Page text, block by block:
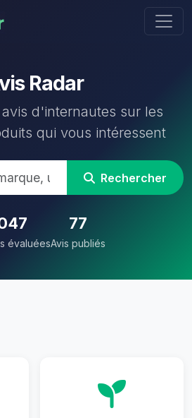
Radar
d'internautes sur les
qui vous intéressent
Rechercher
évaluées
77
Avis publiés